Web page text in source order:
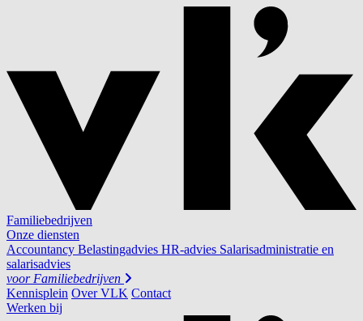
Familiebedrijven
Onze diensten
Accountancy Belastingadvies HR-advies Salarisadministratie en
salarisadvies
voor Familiebedrijven
Kennisplein Over VLK Contact
Werken bij